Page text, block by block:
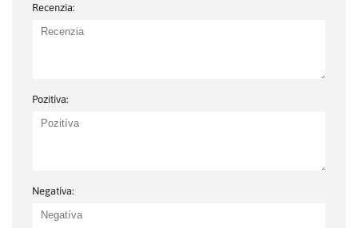
Recenzia:
Pozitíva:
Negatíva: